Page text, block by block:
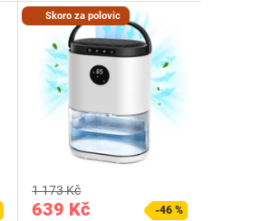
Skoro za polovic
639 Kč
1 173 Kč
-46 %